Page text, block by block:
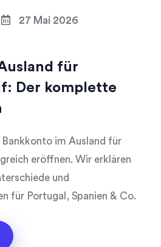
27 Mai 2026
für
Der komplette
Bankkonto im Ausland für
eröffnen. Wir erklären
und
für Portugal, Spanien & Co.